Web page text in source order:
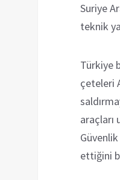
Suriye
teknik
Türkiye
çeteleri
araçları
ettiğini